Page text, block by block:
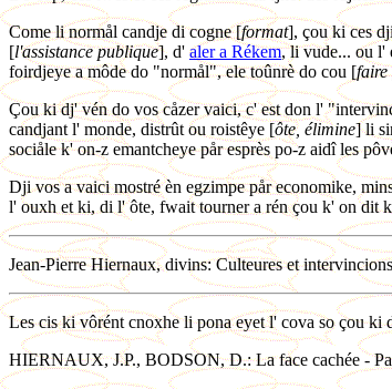
Come li normål candje di cogne [format], çou ki ces
[l'assistance publique], d' aler a Rékem, li vude... ou l'
foirdjeye a môde do "normål", ele toûnrè do cou [
Çou ki dj' vén do vos cåzer vaici, c' est don l'
candjant l' monde, distrût ou roistêye [ôte, élimine] li
sociåle k' on-z emantcheye pår esprès po-z aidî les
Dji vos a vaici mostré èn egzimpe pår economike,
l' ouxh et ki, di l' ôte, fwait tourner a rén çou k' on dit
Jean-Pierre Hiernaux, divins: Culteures et
Les cis ki vôrént cnoxhe li pona eyet l' cova so çou ki
HIERNAUX, J.P., BODSON, D.: La face cachée -